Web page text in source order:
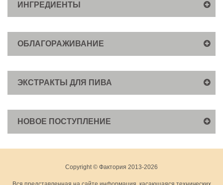
ИНГРЕДИЕНТЫ
ОБЛАГОРАЖИВАНИЕ
ЭКСТРАКТЫ ДЛЯ ПИВА
НОВОЕ ПОСТУПЛЕНИЕ
Copyright © Фактория 2013-2026